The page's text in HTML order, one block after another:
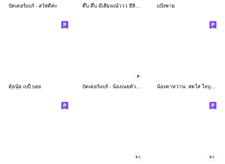
บัตเตอร์แบร์ - สวัสดีค่ะ แป้งพาย
ตุ้ยนุ้ย เบบี้ บอย น้องตาหวาน: สดใส ใจบุญ (สีพาสเทล)